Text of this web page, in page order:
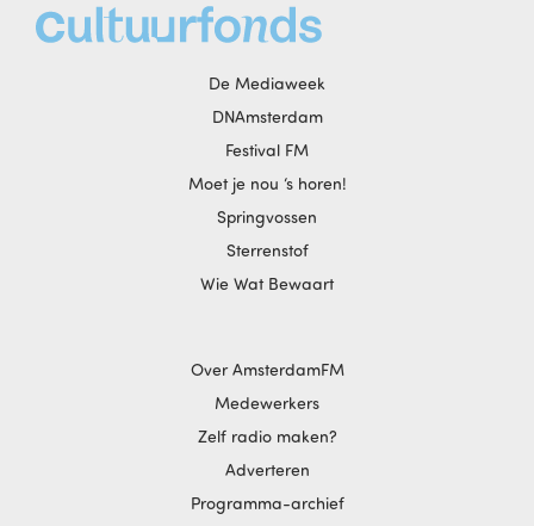
De Mediaweek
DNAmsterdam
Festival FM
Moet je nou ‘s horen!
Springvossen
Sterrenstof
Wie Wat Bewaart
Over AmsterdamFM
Medewerkers
Zelf radio maken?
Adverteren
Programma-archief